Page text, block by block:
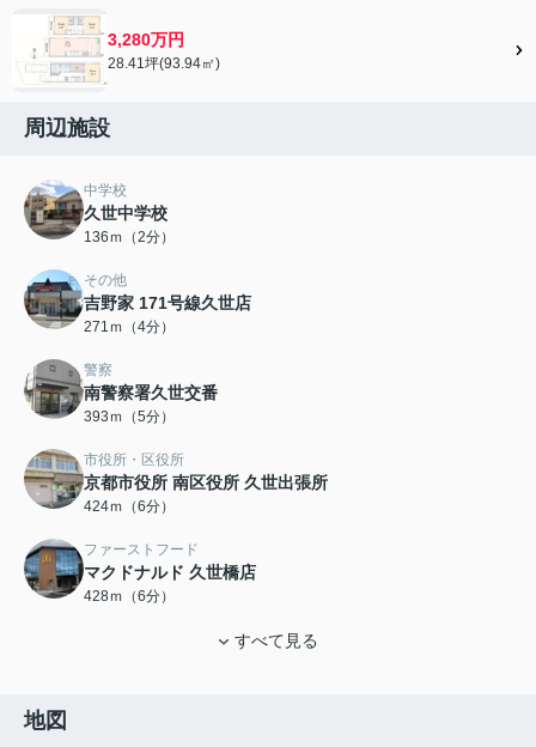
3,280万円
28.41坪(93.94㎡)
周辺施設
中学校
久世中学校
136ｍ（2分）
その他
吉野家 171号線久世店
271ｍ（4分）
警察
南警察署久世交番
393ｍ（5分）
市役所・区役所
京都市役所 南区役所 久世出張所
424ｍ（6分）
ファーストフード
マクドナルド 久世橋店
428ｍ（6分）
すべて見る
地図